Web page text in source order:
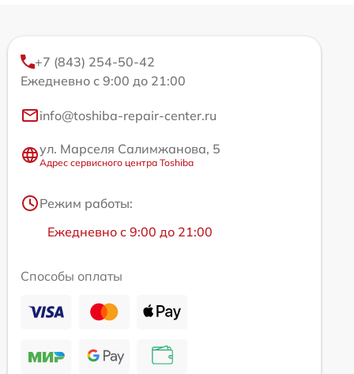
+7 (843) 254-50-42
Ежедневно с 9:00 до 21:00
info@toshiba-repair-center.ru
ул. Марселя Салимжанова, 5
Адрес сервисного центра Toshiba
Режим работы:
Ежедневно с 9:00 до 21:00
Способы оплаты